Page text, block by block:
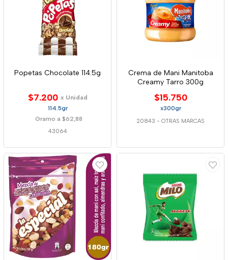
Popetas Chocolate 114.5g
$7.200 x Unidad
114.5gr
Gramo a $62,88
43064
Crema de Mani Manitoba
Creamy Tarro 300g
$15.750
x300gr
20843 - OTRAS MARCAS